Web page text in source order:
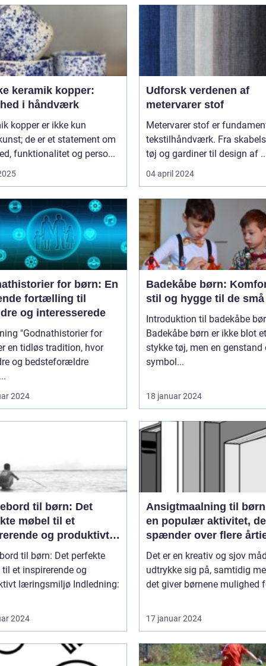
keramik kopper:
i håndværk
kopper er ikke kun
de er et statement om
funktionalitet og perso...
Udforsk verdenen af
metervarer stof
Metervarer stof er
tekstilhåndværk. Fra
tøj og gardiner til design af
04 april 2024
for børn: En
fortælling til
og interesserede
for
en tidløs tradition, hvor
og bedsteforældre
2024
Badekåbe børn:
stil og hygge til de små
Introduktion til badekåbe
Badekåbe børn er ikke blot et
stykke tøj, men en genstand
symbol...
18 januar 2024
til børn: Det
møbel til et
og produktivt
til børn: Det perfekte
et inspirerende og
læringsmiljø Indledning:
2024
Ansigtmaalning til
en populær aktivitet,
spænder over flere
Det er en kreativ og sjov
udtrykke sig på, samtidig
det giver børnene mulighed
17 januar 2024